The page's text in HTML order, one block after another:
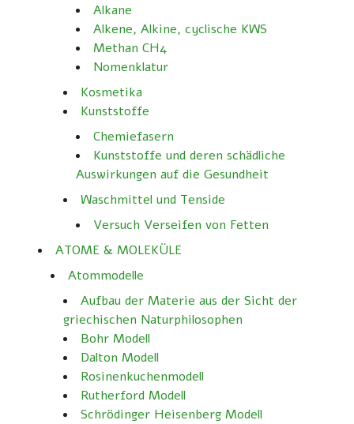
Alkane
Alkene, Alkine, cyclische KWS
Methan CH4
Nomenklatur
Kosmetika
Kunststoffe
Chemiefasern
Kunststoffe und deren schädliche
Auswirkungen auf die Gesundheit
Waschmittel und Tenside
Versuch Verseifen von Fetten
ATOME & MOLEKÜLE
Atommodelle
Aufbau der Materie aus der Sicht der
griechischen Naturphilosophen
Bohr Modell
Dalton Modell
Rosinenkuchenmodell
Rutherford Modell
Schrödinger Heisenberg Modell